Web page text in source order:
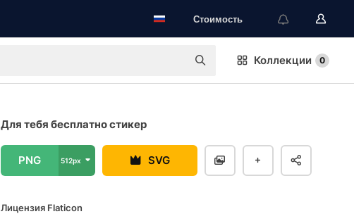
Стоимость
Коллекции 0
Для тебя бесплатно стикер
PNG 512px SVG
Лицензия Flaticon